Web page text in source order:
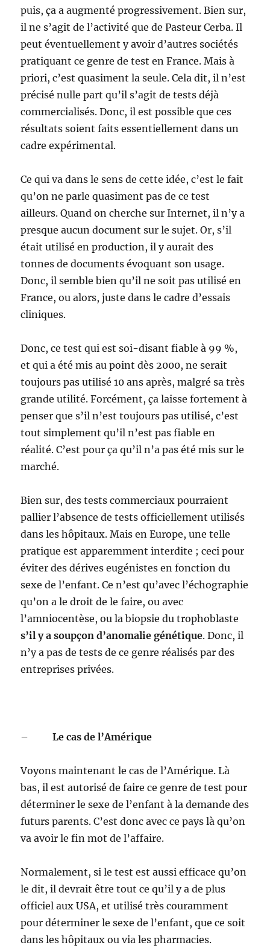
puis, ça a augmenté progressivement. Bien sur,
il ne s’agit de l’activité que de Pasteur Cerba. Il
peut éventuellement y avoir d’autres sociétés
pratiquant ce genre de test en France. Mais à
priori, c’est quasiment la seule. Cela dit, il n’est
précisé nulle part qu’il s’agit de tests déjà
commercialisés. Donc, il est possible que ces
résultats soient faits essentiellement dans un
cadre expérimental.
Ce qui va dans le sens de cette idée, c’est le fait
qu’on ne parle quasiment pas de ce test
ailleurs. Quand on cherche sur Internet, il n’y a
presque aucun document sur le sujet. Or, s’il
était utilisé en production, il y aurait des
tonnes de documents évoquant son usage.
Donc, il semble bien qu’il ne soit pas utilisé en
France, ou alors, juste dans le cadre d’essais
cliniques.
Donc, ce test qui est soi-disant fiable à 99 %,
et qui a été mis au point dès 2000, ne serait
toujours pas utilisé 10 ans après, malgré sa très
grande utilité. Forcément, ça laisse fortement à
penser que s’il n’est toujours pas utilisé, c’est
tout simplement qu’il n’est pas fiable en
réalité. C’est pour ça qu’il n’a pas été mis sur le
marché.
Bien sur, des tests commerciaux pourraient
pallier l’absence de tests officiellement utilisés
dans les hôpitaux. Mais en Europe, une telle
pratique est apparemment interdite ; ceci pour
éviter des dérives eugénistes en fonction du
sexe de l’enfant. Ce n’est qu’avec l’échographie
qu’on a le droit de le faire, ou avec
l’amniocentèse, ou la biopsie du trophoblaste
s’il y a soupçon d’anomalie génétique. Donc, il
n’y a pas de tests de ce genre réalisés par des
entreprises privées.
–Le cas de l’Amérique
Voyons maintenant le cas de l’Amérique. Là
bas, il est autorisé de faire ce genre de test pour
déterminer le sexe de l’enfant à la demande des
futurs parents. C’est donc avec ce pays là qu’on
va avoir le fin mot de l’affaire.
Normalement, si le test est aussi efficace qu’on
le dit, il devrait être tout ce qu’il y a de plus
officiel aux USA, et utilisé très couramment
pour déterminer le sexe de l’enfant, que ce soit
dans les hôpitaux ou via les pharmacies.